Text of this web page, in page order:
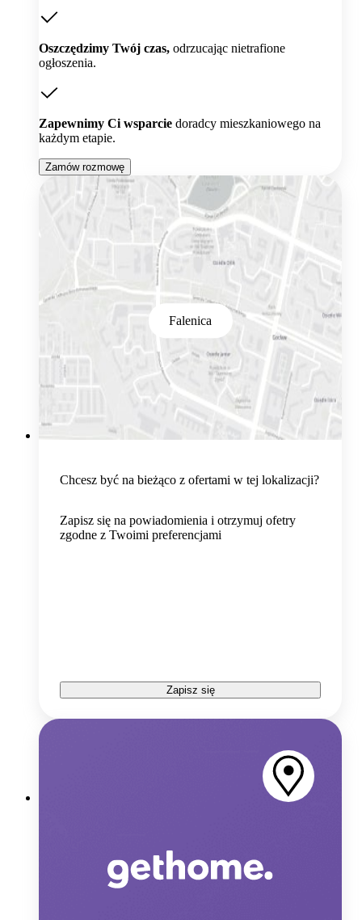
Oszczędzimy Twój czas, odrzucając nietrafione
ogłoszenia.
Zapewnimy Ci wsparcie doradcy mieszkaniowego na
każdym etapie.
Zamów rozmowę
Falenica
Chcesz być na bieżąco z ofertami w tej lokalizacji?
Zapisz się na powiadomienia i otrzymuj ofetry
zgodne z Twoimi preferencjami
Zapisz się